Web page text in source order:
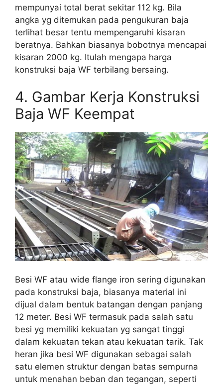
mempunyai total berat sekitar 112 kg. Bila
angka yg ditemukan pada pengukuran baja
terlihat besar tentu mempengaruhi kisaran
beratnya. Bahkan biasanya bobotnya mencapai
kisaran 2000 kg. Itulah mengapa harga
konstruksi baja WF terbilang bersaing.
4. Gambar Kerja Konstruksi
Baja WF Keempat
Besi WF atau wide flange iron sering digunakan
pada konstruksi baja, biasanya material ini
dijual dalam bentuk batangan dengan panjang
12 meter. Besi WF termasuk pada salah satu
besi yg memiliki kekuatan yg sangat tinggi
dalam kekuatan tekan atau kekuatan tarik. Tak
heran jika besi WF digunakan sebagai salah
satu elemen struktur dengan batas sempurna
untuk menahan beban dan tegangan, seperti